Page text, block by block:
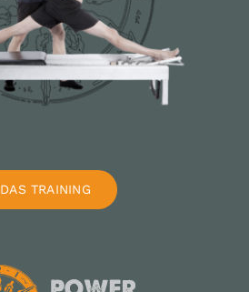
DAS TRAINING